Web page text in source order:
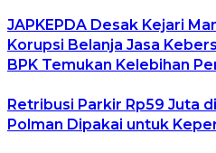
JAPKEPDA Desak Kejari
Korupsi Belanja Jasa
BPK Temukan Kelebihan
Retribusi Parkir Rp59 Juta
Polman Dipakai untuk